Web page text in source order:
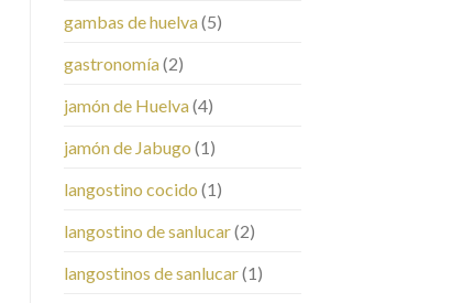
gambas de huelva(5)
gastronomía(2)
jamón de Huelva(4)
jamón de Jabugo (1)
langostino cocido (1)
langostino de sanlucar(2)
langostinos de sanlucar(1)